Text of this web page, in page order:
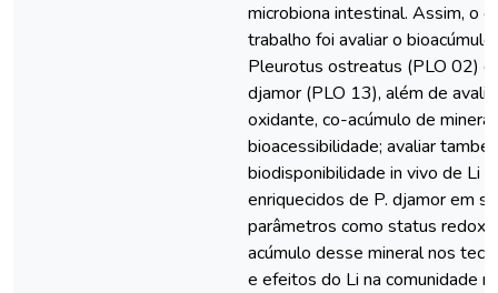
microbiona intestinal. Assim, o
trabalho foi avaliar o
Pleurotus ostreatus (PLO 02)
djamor (PLO 13), além de
oxidante, co-acúmulo de
bioacessibilidade; avaliar
biodisponibilidade in vivo de Li
enriquecidos de P. djamor em
parâmetros como status redox,
acúmulo desse mineral nos
e efeitos do Li na comunidade